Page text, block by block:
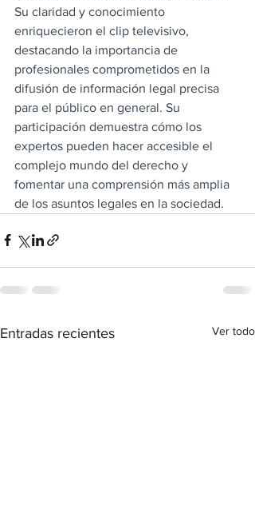
Su claridad y conocimiento
enriquecieron el clip televisivo,
destacando la importancia de
profesionales comprometidos en la
difusión de información legal precisa
para el público en general. Su
participación demuestra cómo los
expertos pueden hacer accesible el
complejo mundo del derecho y
fomentar una comprensión más amplia
de los asuntos legales en la sociedad.
Entradas recientes Ver todo